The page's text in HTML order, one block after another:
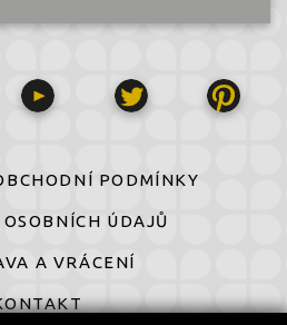
PODMÍNKY
ÚDAJŮ
A VRÁCENÍ